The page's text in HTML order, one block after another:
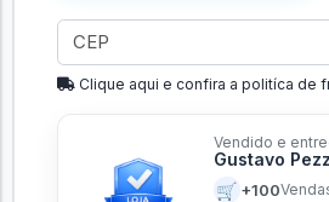
Clique aqui e confira a politíca de
Vendido e
Gustavo
🛒 +100